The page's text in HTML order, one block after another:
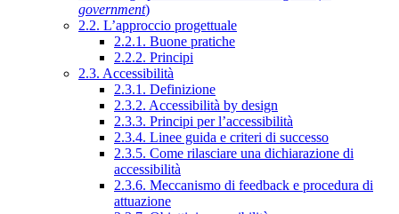
government)
2.2. L’approccio progettuale
2.2.1. Buone pratiche
2.2.2. Principi
2.3. Accessibilità
2.3.1. Definizione
2.3.2. Accessibilità by design
2.3.3. Principi per l’accessibilità
2.3.4. Linee guida e criteri di successo
2.3.5. Come rilasciare una dichiarazione di
accessibilità
2.3.6. Meccanismo di feedback e procedura di
attuazione